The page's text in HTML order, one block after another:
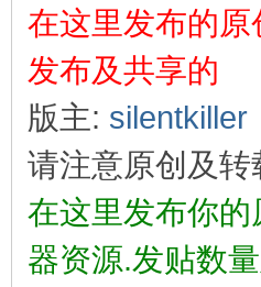
在这里发布的
发布及共享的
版主: silentkiller
请注意原创及
在这里发布你
器资源.发贴数